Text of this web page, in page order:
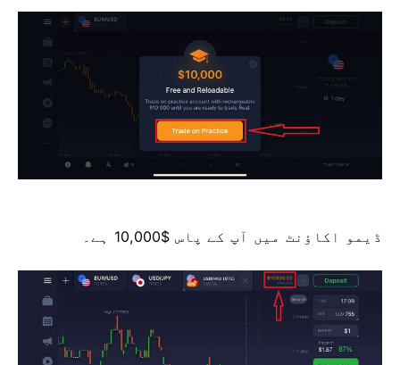
ڈیمو اکاؤنٹ میں آپ کے پاس $10,000 ہے۔